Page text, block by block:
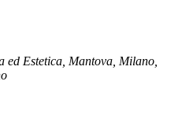
Estetica, Mantova, Milano,